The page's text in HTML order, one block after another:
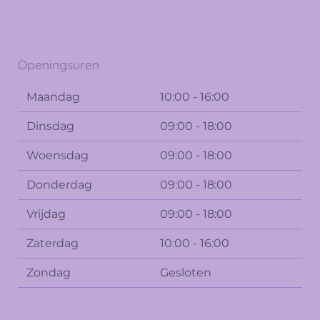
Openingsuren
Maandag 10:00 - 16:00
Dinsdag 09:00 - 18:00
Woensdag 09:00 - 18:00
Donderdag 09:00 - 18:00
Vrijdag 09:00 - 18:00
Zaterdag 10:00 - 16:00
Zondag Gesloten